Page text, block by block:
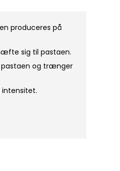
produceres på
sig til pastaen.
pastaen og trænger